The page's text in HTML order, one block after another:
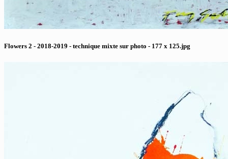
Flowers 2 - 2018-2019 - technique mixte sur photo - 177 x 125.jpg